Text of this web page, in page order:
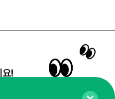
요!